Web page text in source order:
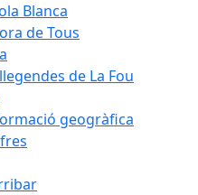
Blanca
de Tous
de La Fou
geogràfica